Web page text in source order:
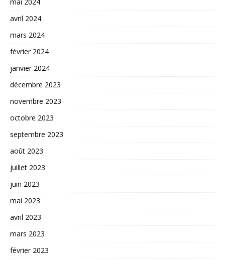
avril 2024
mars 2024
février 2024
janvier 2024
décembre 2023
novembre 2023
octobre 2023
septembre 2023
août 2023
juillet 2023
juin 2023
mai 2023
avril 2023
mars 2023
février 2023